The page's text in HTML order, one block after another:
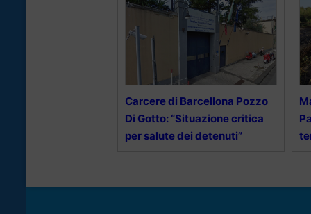
Carcere di Barcellona Pozzo
Di Gotto: “Situazione critica
per salute dei detenuti”